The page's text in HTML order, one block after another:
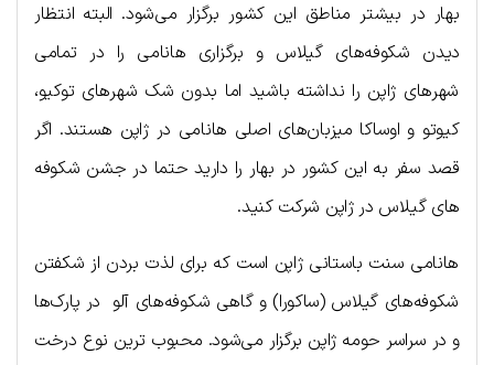
بهار در بیشتر مناطق این کشور برگزار می‌شود. البته انتظار
دیدن شکوفه‌های گیلاس و برگزاری هانامی را در تمامی
شهرهای ژاپن را نداشته باشید اما بدون شک شهرهای توکیو،
کیوتو و اوساکا میزبان‌های اصلی هانامی در ژاپن هستند. اگر
قصد سفر به این کشور در بهار را دارید حتما در جشن‌ شکوفه‌
های گیلاس در ژاپن شرکت کنید.
هانامی سنت باستانی ژاپن است که برای لذت بردن از شکفتن
شکوفه‌های گیلاس (ساکورا) و گاهی شکوفه‌های آلو در پارک‌ها
و در سراسر حومه ژاپن برگزار می‌شود. محبوب ترین نوع درخت